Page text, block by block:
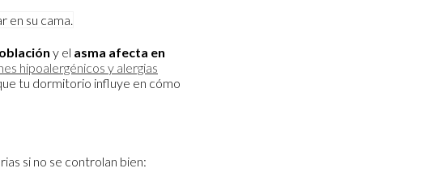
y el asma afecta en
hipoalergénicos y alergias
tu dormitorio influye en cómo
si no se controlan bien: